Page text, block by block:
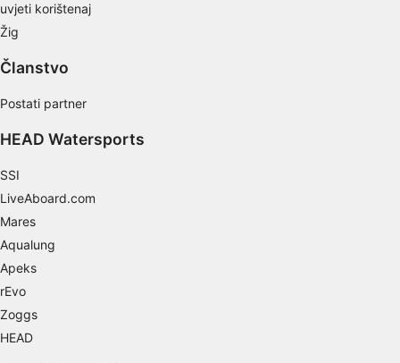
uvjeti korištenaj
Žig
Članstvo
Postati partner
HEAD Watersports
SSI
LiveAboard.com
Mares
Aqualung
Apeks
rEvo
Zoggs
HEAD